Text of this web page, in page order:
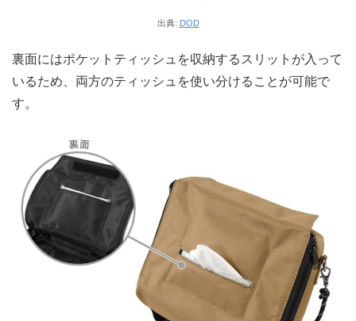
出典: DOD
裏面にはポケットティッシュを収納するスリットが入って
いるため、両方のティッシュを使い分けることが可能で
す。